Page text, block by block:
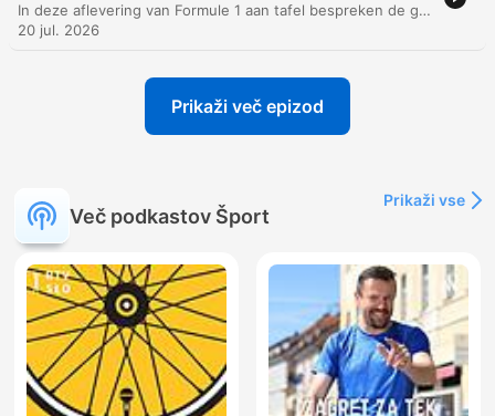
In deze aflevering van Formule 1 aan tafel bespreken de gasten diverse incidenten tijdens de race op Spa-Francorchamps, waaronder de start en het incident tussen George Russell en Lewis Hamilton. Er is veel aandacht voor technische aspecten zoals batterijgebruik bij Mercedes, software-updates en de impact van reglementen op teams als McLaren. Daarnaast ligt de focus op de prestaties van jonge coureurs zoals Isaac Hadjar en Kimi Antonelli, waarbij hun potentieel als toekomstige tweede rijders wordt geanalyseerd. De race in België wordt verder geanalyseerd, met specifieke aandacht voor het podium van Verstappen en de invloed van de Virtual Safety Car.
20 jul. 2026
Prikaži več epizod
Več podkastov Šport
Prikaži vse